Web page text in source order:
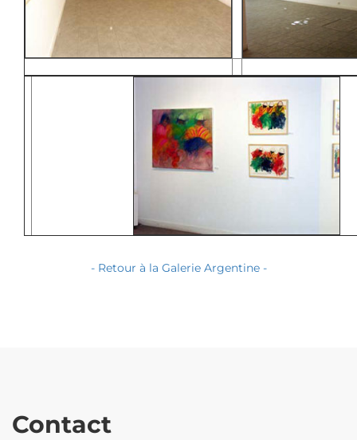
- Retour à la Galerie Argentine -
Contact